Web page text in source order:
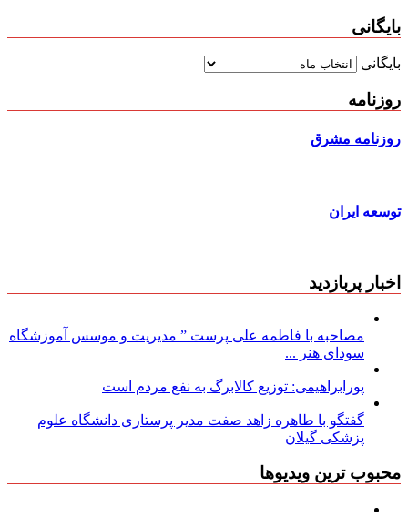
بایگانی
بایگانی
روزنامه
روزنامه مشرق
توسعه ایران
اخبار پربازدید
مصاحبه با فاطمه علی پرست ” مدیریت و موسس آموزشگاه
سودای هنر ...
پورابراهیمی: توزیع کالابرگ به نفع مردم است
گفتگو با طاهره زاهد صفت مدیر پرستاری دانشگاه علوم
پزشکی گیلان
محبوب ترین ویدیوها